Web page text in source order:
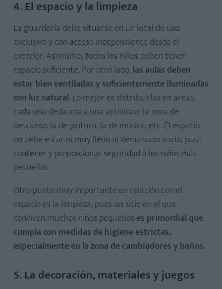
4. El espacio y la limpieza
La guardería debe situarse en un local de uso
exclusivo y con acceso independiente desde el
exterior. Asimismo, todos los niños deben tener
espacio suficiente. Por otro lado,las aulas deben
estar bien ventiladas y suficientemente iluminadas
con luz natural. Lo mejor es distribuirlas en áreas,
cada una dedicada a una actividad: la zona de
descanso, la de pintura, la de música, etc. El espacio
no debe estar ni muy lleno ni demasiado vacío, para
contener y proporcionar seguridad a los niños más
pequeños.
Otro punto muy importante en relación con el
espacio es la limpieza, pues un sitio en el que
conviven muchos niños pequeños es primordial que
cumpla con medidas de higiene estrictas,
especialmente en la zona de cambiadores y baños.
5. La decoración, materiales y juegos